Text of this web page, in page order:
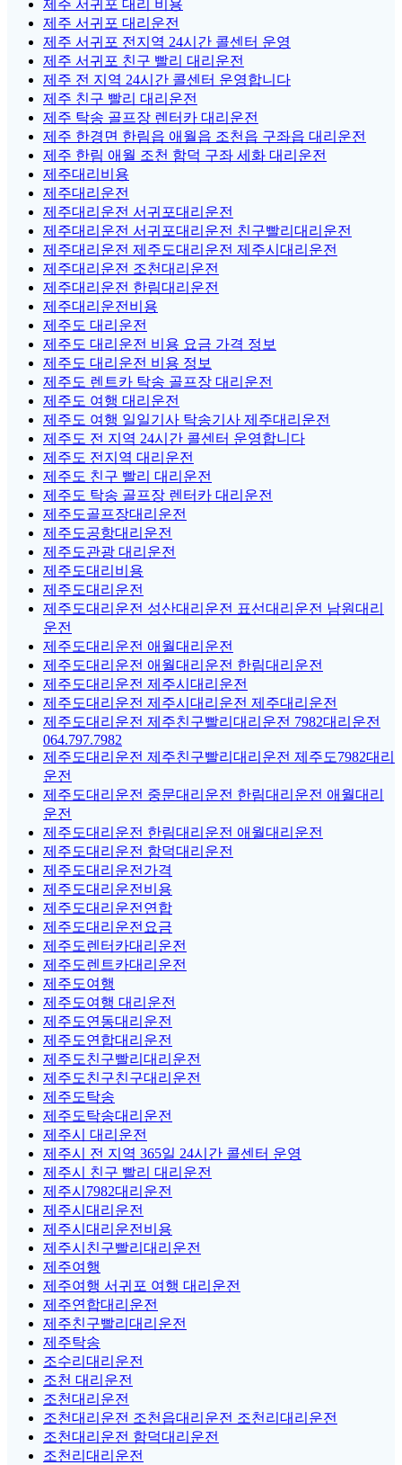
제주 서귀포 대리 비용
제주 서귀포 대리운전
제주 서귀포 전지역 24시간 콜센터 운영
제주 서귀포 친구 빨리 대리운전
제주 전 지역 24시간 콜센터 운영합니다
제주 친구 빨리 대리운전
제주 탁송 골프장 렌터카 대리운전
제주 한경면 한림읍 애월읍 조천읍 구좌읍 대리운전
제주 한림 애월 조천 함덕 구좌 세화 대리운전
제주대리비용
제주대리운전
제주대리운전 서귀포대리운전
제주대리운전 서귀포대리운전 친구빨리대리운전
제주대리운전 제주도대리운전 제주시대리운전
제주대리운전 조천대리운전
제주대리운전 한림대리운전
제주대리운전비용
제주도 대리운전
제주도 대리운전 비용 요금 가격 정보
제주도 대리운전 비용 정보
제주도 렌트카 탁송 골프장 대리운전
제주도 여행 대리운전
제주도 여행 일일기사 탁송기사 제주대리운전
제주도 전 지역 24시간 콜센터 운영합니다
제주도 전지역 대리운전
제주도 친구 빨리 대리운전
제주도 탁송 골프장 렌터카 대리운전
제주도골프장대리운전
제주도공항대리운전
제주도관광 대리운전
제주도대리비용
제주도대리운전
제주도대리운전 성산대리운전 표선대리운전 남원대리
운전
제주도대리운전 애월대리운전
제주도대리운전 애월대리운전 한림대리운전
제주도대리운전 제주시대리운전
제주도대리운전 제주시대리운전 제주대리운전
제주도대리운전 제주친구빨리대리운전 7982대리운전
064.797.7982
제주도대리운전 제주친구빨리대리운전 제주도7982대리
운전
제주도대리운전 중문대리운전 한림대리운전 애월대리
운전
제주도대리운전 한림대리운전 애월대리운전
제주도대리운전 함덕대리운전
제주도대리운전가격
제주도대리운전비용
제주도대리운전연합
제주도대리운전요금
제주도렌터카대리운전
제주도렌트카대리운전
제주도여행
제주도여행 대리운전
제주도연동대리운전
제주도연합대리운전
제주도친구빨리대리운전
제주도친구친구대리운전
제주도탁송
제주도탁송대리운전
제주시 대리운전
제주시 전 지역 365일 24시간 콜센터 운영
제주시 친구 빨리 대리운전
제주시7982대리운전
제주시대리운전
제주시대리운전비용
제주시친구빨리대리운전
제주여행
제주여행 서귀포 여행 대리운전
제주연합대리운전
제주친구빨리대리운전
제주탁송
조수리대리운전
조천 대리운전
조천대리운전
조천대리운전 조천읍대리운전 조천리대리운전
조천대리운전 함덕대리운전
조천리대리운전